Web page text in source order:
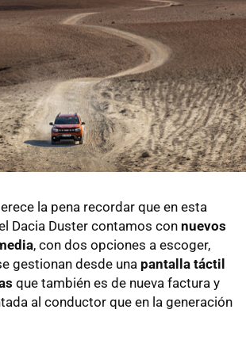
la pena recordar que en esta
Dacia Duster contamos con nuevos
, con dos opciones a escoger,
gestionan desde una pantalla táctil
que también es de nueva factura y
al conductor que en la generación